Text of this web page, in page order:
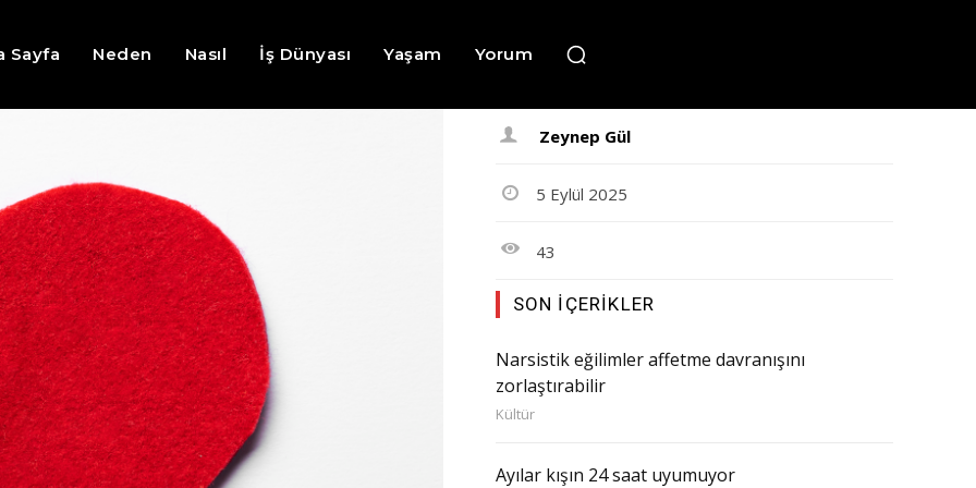
Sayfa Neden Nasıl İş Dünyası Yaşam Yorum
Zeynep Gül
5 Eylül 2025
43
SON İÇERIKLER
Narsistik eğilimler affetme davranışını
zorlaştırabilir
Kültür
Ayılar kışın 24 saat uyumuyor